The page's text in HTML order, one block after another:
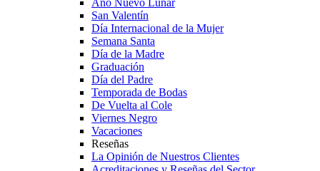
Año Nuevo Lunar
San Valentín
Día Internacional de la Mujer
Semana Santa
Día de la Madre
Graduación
Día del Padre
Temporada de Bodas
De Vuelta al Cole
Viernes Negro
Vacaciones
Reseñas
La Opinión de Nuestros Clientes